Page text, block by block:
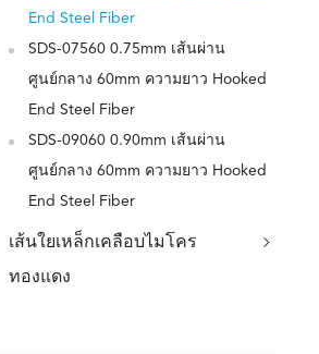
End Steel Fiber
SDS-07560 0.75mm เส้นผ่าน
ศูนย์กลาง 60mm ความยาว Hooked
End Steel Fiber
SDS-09060 0.90mm เส้นผ่าน
ศูนย์กลาง 60mm ความยาว Hooked
End Steel Fiber
เส้นใยเหล็กเคลือบไมโคร
ทองแดง